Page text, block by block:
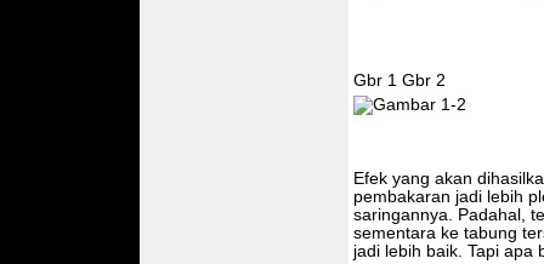
Gbr 1 Gbr 2
Efek yang akan
pembakaran jadi lebih
saringannya. Padahal,
sementara ke tabung
jadi lebih baik. Tapi apa